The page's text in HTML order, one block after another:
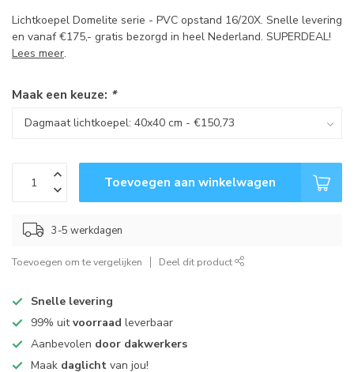
Lichtkoepel Domelite serie - PVC opstand 16/20X. Snelle levering
en vanaf €175,- gratis bezorgd in heel Nederland. SUPERDEAL!
Lees meer.
Maak een keuze: *
Toevoegen aan winkelwagen
3-5 werkdagen
Toevoegen om te vergelijken Deel dit product
Snelle levering
99% uitvoorraad leverbaar
Aanbevolen door dakwerkers
Maak daglicht van jou!